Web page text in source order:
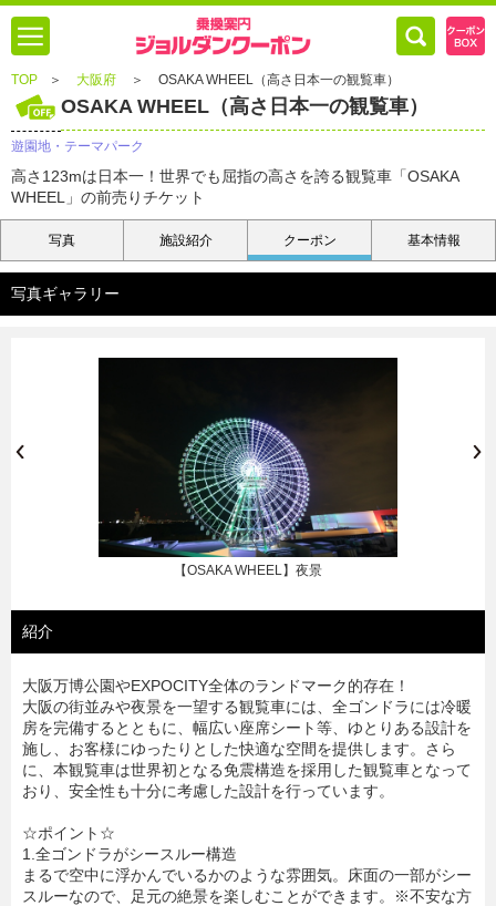
TOP ＞ 大阪府 ＞ OSAKA WHEEL（高さ日本一の観覧車）
OSAKA WHEEL（高さ日本一の観覧車）
遊園地・テーマパーク
高さ123mは日本一！世界でも屈指の高さを誇る観覧車「OSAKA
WHEEL」の前売りチケット
写真 施設紹介 クーポン 基本情報
写真ギャラリー
【OSAKA WHEEL】夜景
紹介
大阪万博公園やEXPOCITY全体のランドマーク的存在！
大阪の街並みや夜景を一望する観覧車には、全ゴンドラには冷暖
房を完備するとともに、幅広い座席シート等、ゆとりある設計を
施し、お客様にゆったりとした快適な空間を提供します。さら
に、本観覧車は世界初となる免震構造を採用した観覧車となって
おり、安全性も十分に考慮した設計を行っています。
☆ポイント☆
1.全ゴンドラがシースルー構造
まるで空中に浮かんでいるかのような雰囲気。床面の一部がシー
スルーなので、足元の絶景を楽しむことができます。※不安な方